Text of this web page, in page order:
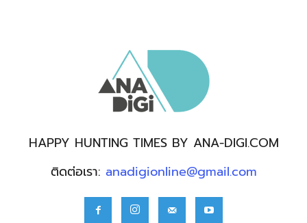
HAPPY HUNTING TIMES BY ANA-DIGI.COM
ติดต่อเรา: anadigionline@gmail.com